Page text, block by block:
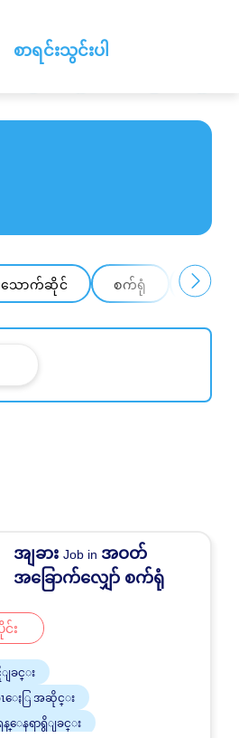
စာရင်းသွင်းပါ
သောက်ဆိုင် စက်ရုံ ဂိုဒေါင်
အျခားJob in အဝတ်
အခြောက်လျှော် စက်ရုံ
း
ျခင္း
ၤေႏြ အဆိုင္း
န္ေနရာရွိျခင္း